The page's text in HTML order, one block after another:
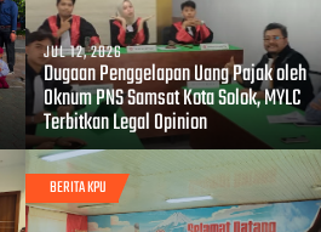
JUL 12, 2026
Dugaan Penggelapan Uang Pajak oleh
Oknum PNS Samsat Kota Solok, MYLC
Terbitkan Legal Opinion
BERITA KPU